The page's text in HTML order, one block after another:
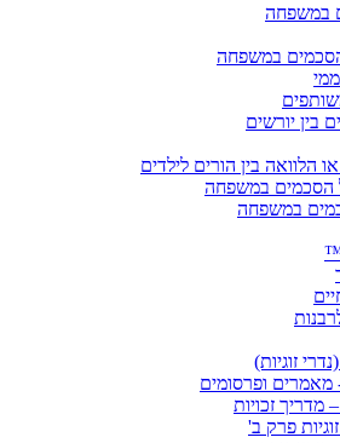
במשפחה
במשפחה
בין יורשים
הלוואה בין הורים לילדים
הסכמים במשפחה
במשפחה
זוגיות)
מאמרים ופרסומים
מדריך זכויות
פרק ב'